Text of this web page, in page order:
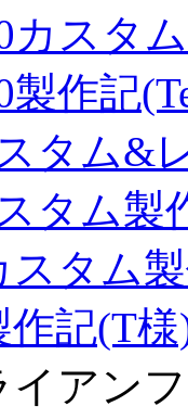
カスタ
製作記
タム&
タム製
スタム
作記(T様
イアンフ